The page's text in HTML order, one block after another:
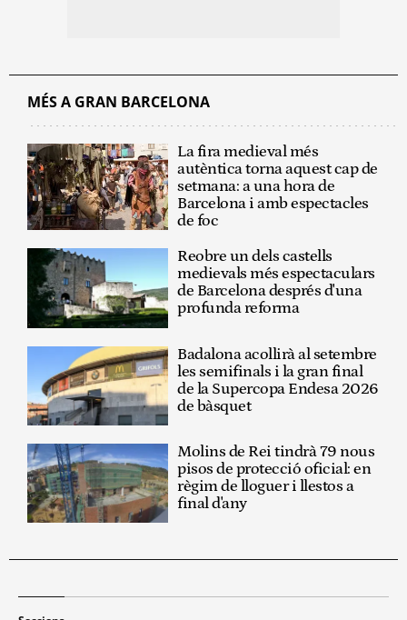
MÉS A GRAN BARCELONA
La fira medieval més
autèntica torna aquest cap de
setmana: a una hora de
Barcelona i amb espectacles
de foc
Reobre un dels castells
medievals més espectaculars
de Barcelona després d'una
profunda reforma
Badalona acollirà al setembre
les semifinals i la gran final
de la Supercopa Endesa 2026
de bàsquet
Molins de Rei tindrà 79 nous
pisos de protecció oficial: en
règim de lloguer i llestos a
final d'any